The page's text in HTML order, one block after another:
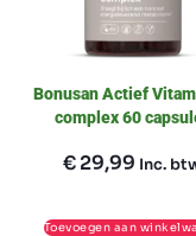
Bonusan Actief
complex 60
€29,99 Inc.
Toevoegen aan